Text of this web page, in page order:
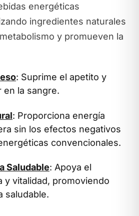
energéticas
ingredientes naturales
y promueven la
: Suprime el apetito y
en la sangre.
: Proporciona energía
sin los efectos negativos
convencionales.
Saludable: Apoya el
y vitalidad, promoviendo
saludable.